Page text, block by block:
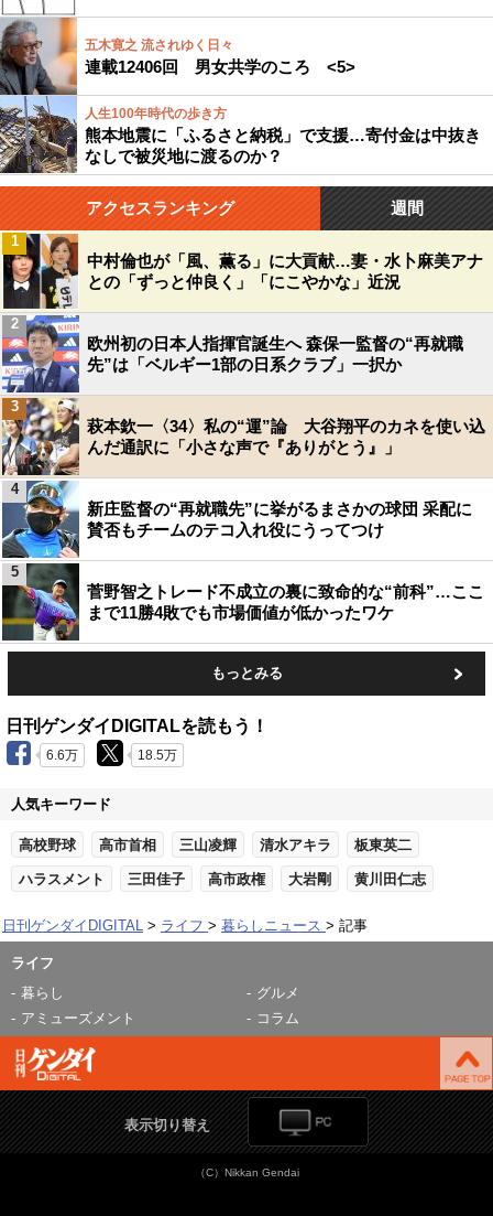
五木寛之 流されゆく日々
連載12406回 男女共学のころ <5>
人生100年時代の歩き方
熊本地震に「ふるさと納税」で支援…寄付金は中抜き
なしで被災地に渡るのか？
アクセスランキング 週間
中村倫也が「風、薫る」に大貢献…妻・水卜麻美アナ
との「ずっと仲良く」「にこやかな」近況
1
欧州初の日本人指揮官誕生へ 森保一監督の“再就職
先”は「ベルギー1部の日系クラブ」一択か
2
萩本欽一〈34〉私の“運”論 大谷翔平のカネを使い込
んだ通訳に「小さな声で『ありがとう』」
3
新庄監督の“再就職先”に挙がるまさかの球団 采配に
賛否もチームのテコ入れ役にうってつけ
4
菅野智之トレード不成立の裏に致命的な“前科”…ここ
まで11勝4敗でも市場価値が低かったワケ
5
もっとみる
日刊ゲンダイDIGITALを読もう！
6.6万 18.5万
人気キーワード
高校野球 高市首相 三山凌輝 清水アキラ 板東英二
ハラスメント 三田佳子 高市政権 大岩剛 黄川田仁志
日刊ゲンダイDIGITAL ライフ 暮らしニュース 記事
ライフ
暮らし
グルメ
アミューズメント
コラム
表示切り替え
（C）Nikkan Gendai